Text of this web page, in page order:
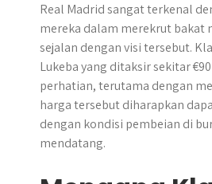
Real Madrid sangat terkenal
mereka dalam merekrut bakat
sejalan dengan visi tersebut.
Lukeba yang ditaksir sekitar
perhatian, terutama dengan
harga tersebut diharapkan
dengan kondisi pembeian di
mendatang.